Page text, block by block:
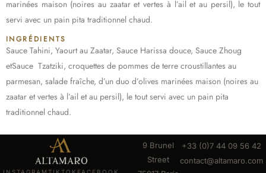
marinées maison (noires au zaatar et vertes à l’ail et au persil), le tout
servi avec un pain pita traditionnel chaud.
INGRÉDIENTS
Sauce Tahini, Yaourt au Zaatar, Sauce Harissa douce, Sauce Zhoug
etSauce Tzatziki, croquettes de pommes de terre croustillantes au
parmesan, salade fraîche, d’un duo d’olives marinées maison (noires au
zaatar et vertes à l’ail et au persil), le tout servi avec un pain pita
traditionnel chaud.
9 Brunel
Street
+33 (0)7 44 09 56 42
contact@altamaro.com